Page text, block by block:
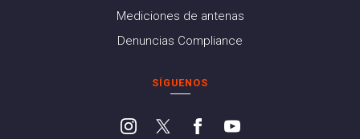
Mediciones de antenas
Denuncias Compliance
SÍGUENOS